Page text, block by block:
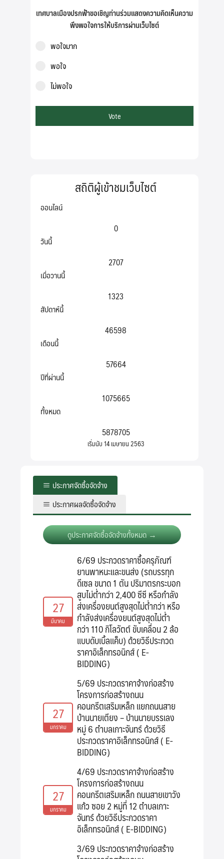
เทศบาลเมืองปรกฟ้าขอเชิญท่านร่วมแสดงความคิดเห็นความ
พึงพอใจการให้บริการผ่านเว็บไซต์
พอใจมาก
พอใจ
ไม่พอใจ
Vote
สถิติผู้เข้าชมเว็บไซต์
ออนไลน์
0
วันนี้
2707
เมื่อวานนี้
1323
สัปดาห์นี้
46598
เดือนนี้
57664
ปีที่ผ่านนี้
1075665
ทั้งหมด
5878705
เริ่มนับ 14 เมษายน 2563
ประกาศจัดซื้อจัดจ้าง
ประกาศผลจัดซื้อจัดจ้าง
ดูประกาศจัดซื้อจัดจ้างทั้งหมด →
27
มีนาคม
6/69 ประกวดราคาซื้อครุภัณฑ์
ยานพาหนะและขนส่ง (รถบรรทุก
ดีเซล ขนาด 1 ตัน ปริมาตรกระบอก
สูบไม่ต่ำกว่า 2,400 ซีซี หรือกำลัง
ส่งเครื่องยนต์สูงสุดไม่ต่ำกว่า หรือ
กำลังส่งเครื่องยนต์สูงสุดไม่ต่ำ
กว่า 110 กิโลวัตต์ ขับเคลื่อน 2 ล้อ
แบบดับเบิ้ลแค็บ) ด้วยวิธีประกวด
ราคาอิเล็กทรอนิกส์ ( E-
BIDDING)
27
มกราคม
5/69 ประกวดราคาจ้างก่อสร้าง
โครงการก่อสร้างถนน
คอนกรีตเสริมเหล็ก แยกถนนสาย
บ้านนายเตียง – บ้านนายบรรเลง
หมู่ 6 ตำบลเกาะจันทร์ ด้วยวิธี
ประกวดราคาอิเล็กทรอนิกส์ ( E-
BIDDING)
27
มกราคม
4/69 ประกวดราคาจ้างก่อสร้าง
โครงการก่อสร้างถนน
คอนกรีตเสริมเหล็ก ถนนสายเขาวัง
แก้ว ซอย 2 หมู่ที่ 12 ตำบลเกาะ
จันทร์ ด้วยวิธีประกวดราคา
อิเล็กทรอนิกส์ ( E-BIDDING)
3/69 ประกวดราคาจ้างก่อสร้าง